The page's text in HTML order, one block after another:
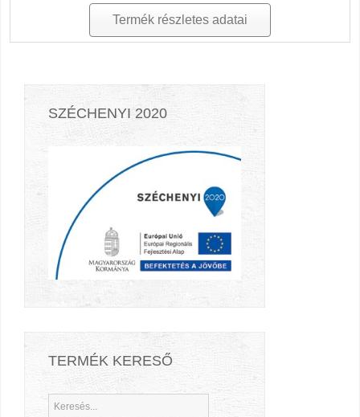
Termék részletes adatai
SZÉCHENYI 2020
TERMÉK KERESŐ